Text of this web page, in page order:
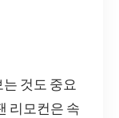
것도 중요
리모컨은 속